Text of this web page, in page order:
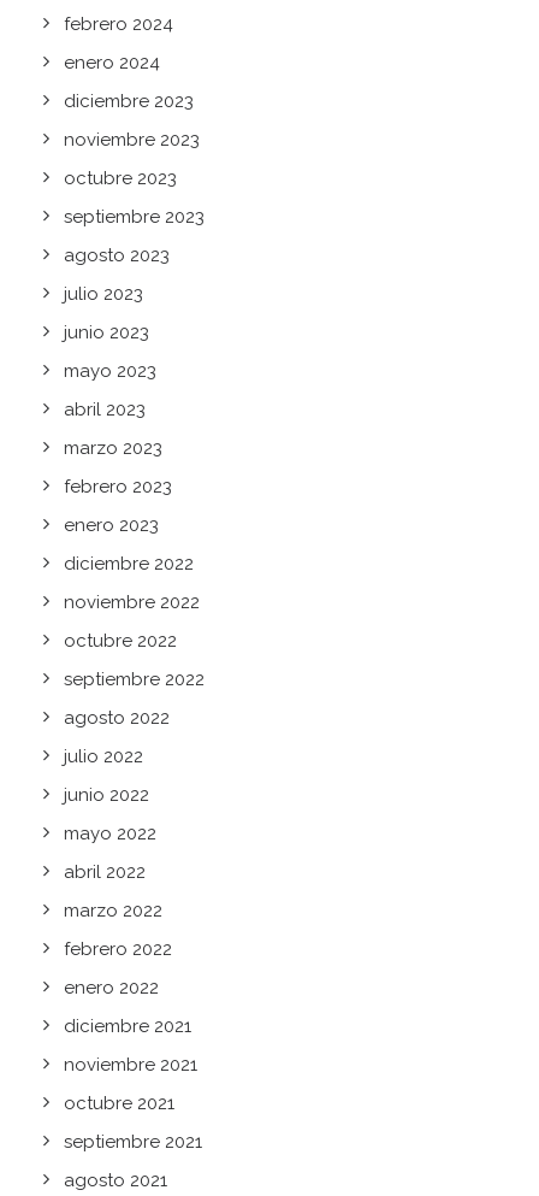
febrero 2024
enero 2024
diciembre 2023
noviembre 2023
octubre 2023
septiembre 2023
agosto 2023
julio 2023
junio 2023
mayo 2023
abril 2023
marzo 2023
febrero 2023
enero 2023
diciembre 2022
noviembre 2022
octubre 2022
septiembre 2022
agosto 2022
julio 2022
junio 2022
mayo 2022
abril 2022
marzo 2022
febrero 2022
enero 2022
diciembre 2021
noviembre 2021
octubre 2021
septiembre 2021
agosto 2021